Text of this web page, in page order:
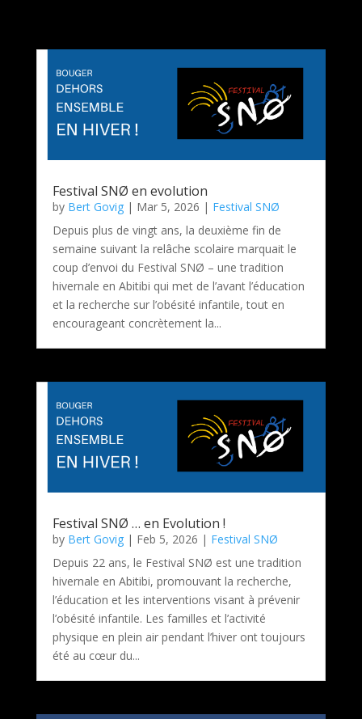
Festival SNØ en evolution
by Bert Govig| Mar 5, 2026 | Festival SNØ
Depuis plus de vingt ans, la deuxième fin de
semaine suivant la relâche scolaire marquait le
coup d’envoi du Festival SNØ – une tradition
hivernale en Abitibi qui met de l’avant l’éducation
et la recherche sur l’obésité infantile, tout en
encourageant concrètement la...
Festival SNØ … en Evolution !
by Bert Govig| Feb 5, 2026 | Festival SNØ
Depuis 22 ans, le Festival SNØ est une tradition
hivernale en Abitibi, promouvant la recherche,
l’éducation et les interventions visant à prévenir
l’obésité infantile. Les familles et l’activité
physique en plein air pendant l’hiver ont toujours
été au cœur du...